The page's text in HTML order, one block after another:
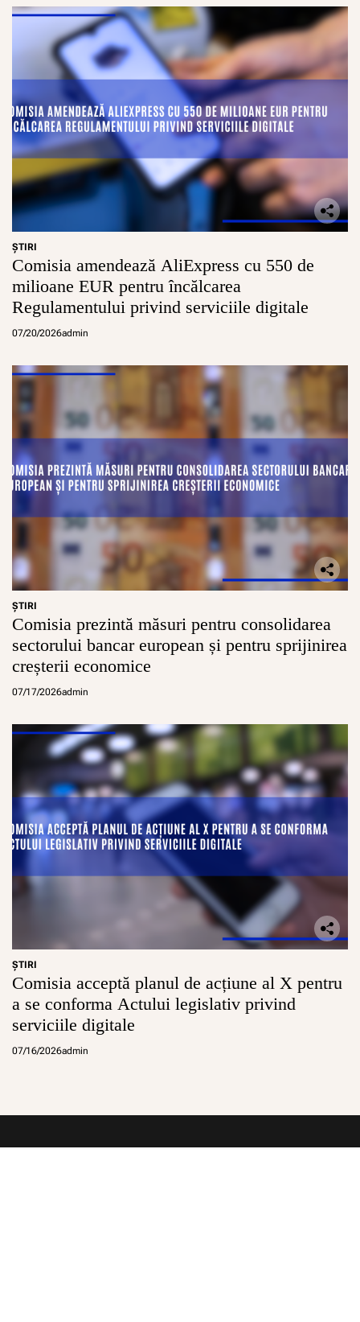
ŞTIRI
Comisia amendează AliExpress cu 550 de
milioane EUR pentru încălcarea
Regulamentului privind serviciile digitale
07/20/2026admin
ŞTIRI
Comisia prezintă măsuri pentru consolidarea
sectorului bancar european și pentru sprijinirea
creșterii economice
07/17/2026admin
ŞTIRI
Comisia acceptă planul de acțiune al X pentru
a se conforma Actului legislativ privind
serviciile digitale
07/16/2026admin